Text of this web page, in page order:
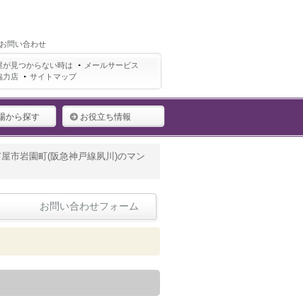
お問い合わせ
が見つからない時は
メールサービス
力店 サイトマップ
から探す お役立ち情報
市岩園町(阪急神戸線夙川)のマン
お問い合わせフォーム